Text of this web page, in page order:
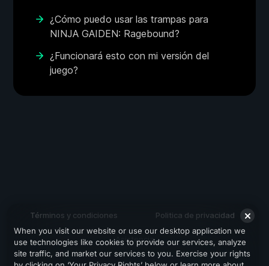
¿Cómo puedo usar las trampas para
NINJA GAIDEN: Ragebound?
¿Funcionará esto con mi versión del
juego?
Términos y condiciones Politica de privacidad
Asistencia
When you visit our website or use our desktop application we
use technologies like cookies to provide our services, analyze
site traffic, and market our services to you. Exercise your rights